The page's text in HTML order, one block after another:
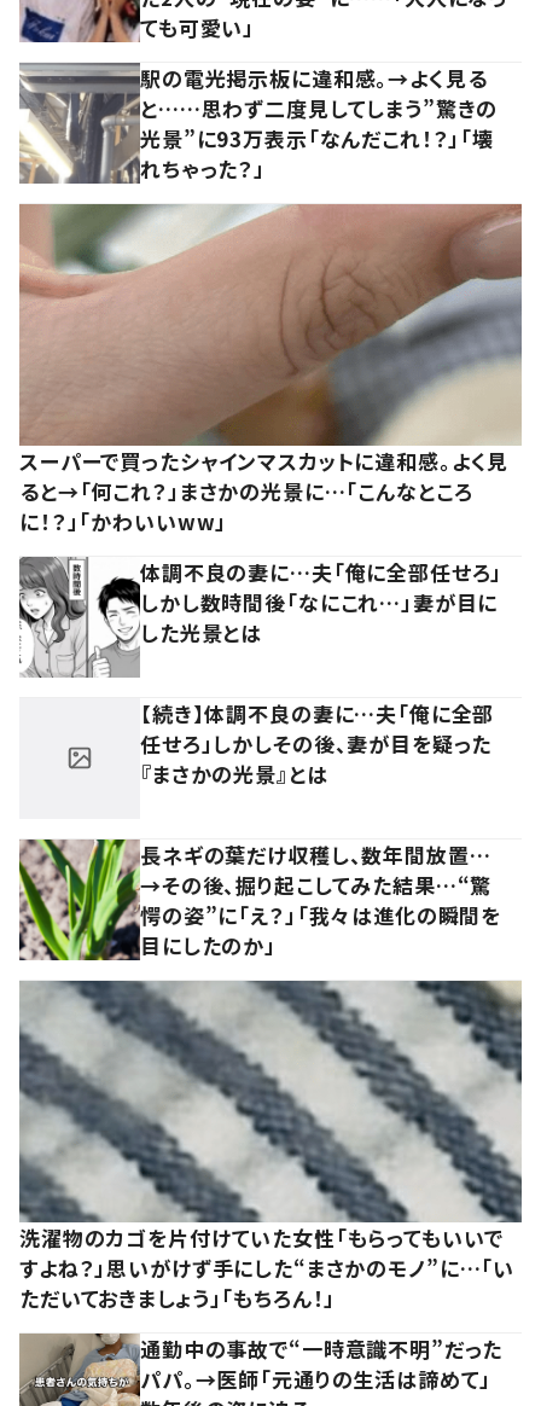
ても可愛い」
駅の電光掲示板に違和感。→よく見る
と……思わず二度見してしまう”驚きの
光景”に93万表示「なんだこれ！？」「壊
れちゃった？」
スーパーで買ったシャインマスカットに違和感。よく見
ると→「何これ？」まさかの光景に…「こんなところ
に！？」「かわいいww」
体調不良の妻に…夫「俺に全部任せろ」
しかし数時間後「なにこれ…」妻が目に
した光景とは
【続き】体調不良の妻に…夫「俺に全部
任せろ」しかしその後、妻が目を疑った
『まさかの光景』とは
長ネギの葉だけ収穫し、数年間放置…
→その後、掘り起こしてみた結果…“驚
愕の姿”に「え？」「我々は進化の瞬間を
目にしたのか」
洗濯物のカゴを片付けていた女性「もらってもいいで
すよね？」思いがけず手にした“まさかのモノ”に…「い
ただいておきましょう」「もちろん！」
通勤中の事故で“一時意識不明”だった
パパ。→医師「元通りの生活は諦めて」